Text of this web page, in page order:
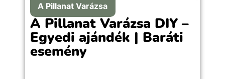
A Pillanat Varázsa
A Pillanat Varázsa DIY –
Egyedi ajándék | Baráti
esemény